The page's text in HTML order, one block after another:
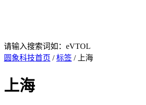
请输入搜索词如：eVTOL
圆象科技首页 /标签 / 上海
上海